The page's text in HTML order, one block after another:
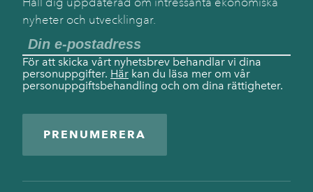
nyheter och utvecklingar.
För att skicka vårt nyhetsbrev behandlar vi dina
personuppgifter. Här kan du läsa mer om vår
personuppgiftsbehandling och om dina rättigheter.
PRENUMERERA